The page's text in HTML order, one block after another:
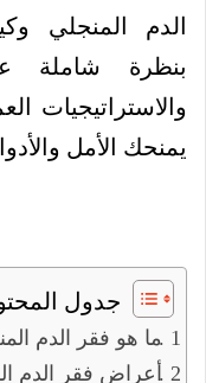
الدم المنجلي
بنظرة شاملة
والاستراتيجيات
يمنحك الأمل
جدول
ما هو فقر الدم
أعراض فقر الدم